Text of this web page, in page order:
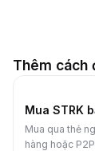
Thêm cách
Mua STRK
Mua qua thẻ
hàng hoặc